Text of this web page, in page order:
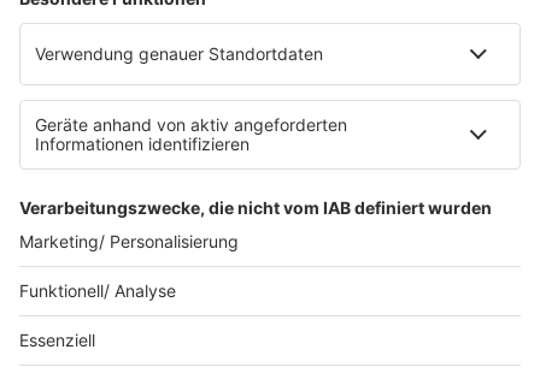
Über ffn Werbung Jobs
FAQ